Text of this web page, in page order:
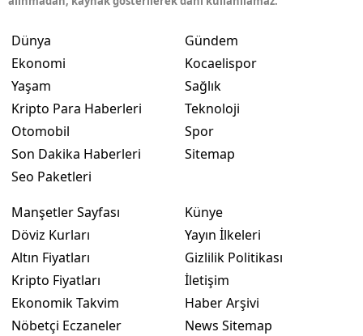
Dünya
Ekonomi
Yaşam
Kripto Para Haberleri
Otomobil
Son Dakika Haberleri
Seo Paketleri
Gündem
Kocaelispor
Sağlık
Teknoloji
Spor
Sitemap
Manşetler Sayfası
Döviz Kurları
Altın Fiyatları
Kripto Fiyatları
Ekonomik Takvim
Nöbetçi Eczaneler
Künye
Yayın İlkeleri
Gizlilik Politikası
İletişim
Haber Arşivi
News Sitemap